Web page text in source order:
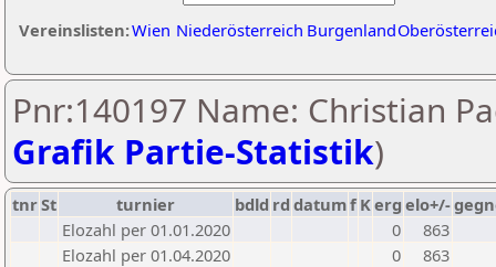
Vereinslisten:Wien Niederösterreich Burgenland
Pnr:140197 Name: Christian
Grafik Partie-Statistik)
tnrSt turnier bdld rd datumf Kerg elo+/-
Elozahl per 01.01.2020
0
863
Elozahl per 01.04.2020
0
863